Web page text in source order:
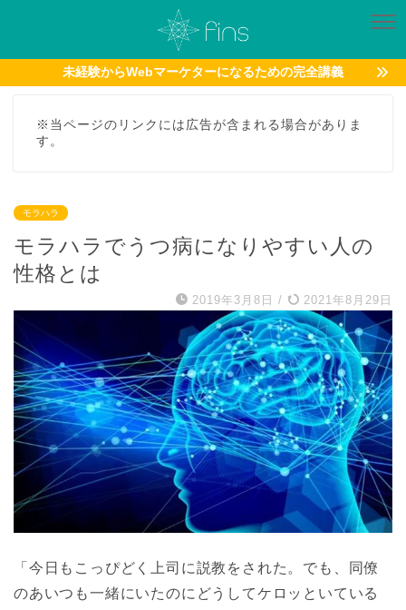
未経験からWebマーケターになるための完全講義
※当ページのリンクには広告が含まれる場合がありま
す。
モラハラ
モラハラでうつ病になりやすい人の
性格とは
2019年3月8日 / 2021年8月29日
「今日もこっぴどく上司に説教をされた。でも、同僚
のあいつも一緒にいたのにどうしてケロッといている